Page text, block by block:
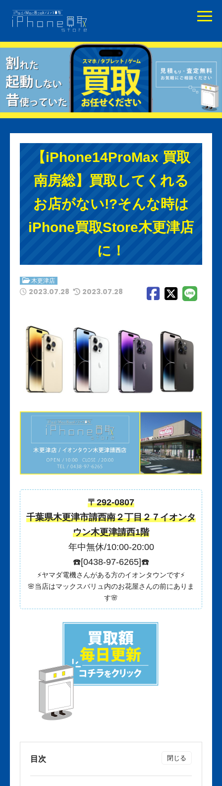
【iPhone14ProMax 買取
南房総】買取してくれる
お店がない!?そんな時は
iPhone買取Store木更津店
に！
木更津店
2023.07.28 2023.07.28
〒292-0807
千葉県木更津市請西南２丁目２７イオンタ
ウン木更津請西1階
年中無休/10:00-20:00
☎️[0438-97-6265]☎️
⚡️ヤマダ電機さんがある方のイオンタウンです⚡️
🌸当店はマックスバリュ内のお花屋さんの前にありま
す🌸
目次